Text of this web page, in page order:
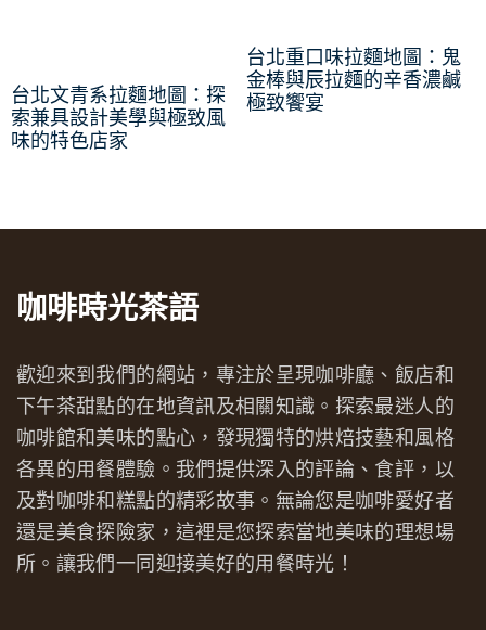
台北文青系拉麵地圖：探
索兼具設計美學與極致風
味的特色店家
台北重口味拉麵地圖：鬼
金棒與辰拉麵的辛香濃鹹
極致饗宴
咖啡時光茶語
歡迎來到我們的網站，專注於呈現咖啡廳、飯店和
下午茶甜點的在地資訊及相關知識。探索最迷人的
咖啡館和美味的點心，發現獨特的烘焙技藝和風格
各異的用餐體驗。我們提供深入的評論、食評，以
及對咖啡和糕點的精彩故事。無論您是咖啡愛好者
還是美食探險家，這裡是您探索當地美味的理想場
所。讓我們一同迎接美好的用餐時光！